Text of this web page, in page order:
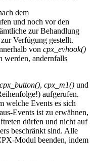
dem
und noch vor den
zur Behandlung
Verfügung gestellt.
von cpx_evhook()
werden, andernfalls
cpx_button(), cpx_m1() und
aufgerufen.
welche Events es sich
Events ist zu erwähnen,
dürfen und nicht auf
beschränkt sind. Alle
Modul beenden, indem